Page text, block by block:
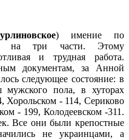
) имение по
на три части. Этому
и трудная работа.
документам, за Анной
следующее состояние: в
мужского пола, в хуторах
Хорольском - 114, Сериково
- 199, Колодеевском -311.
Все они были крепостные
не украинцами, а